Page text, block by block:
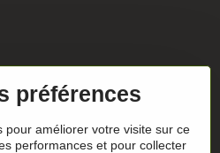
sur nos réseaux
préférences
pour améliorer votre visite sur ce
performances et pour collecter